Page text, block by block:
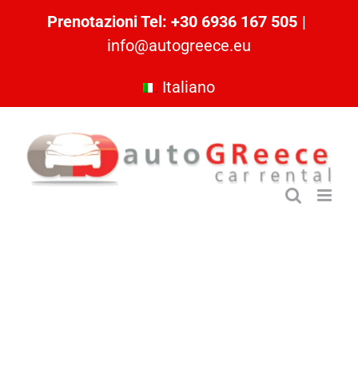
Prenotazioni Tel: +30 6936 167 505 |
info@autogreece.eu
Italiano